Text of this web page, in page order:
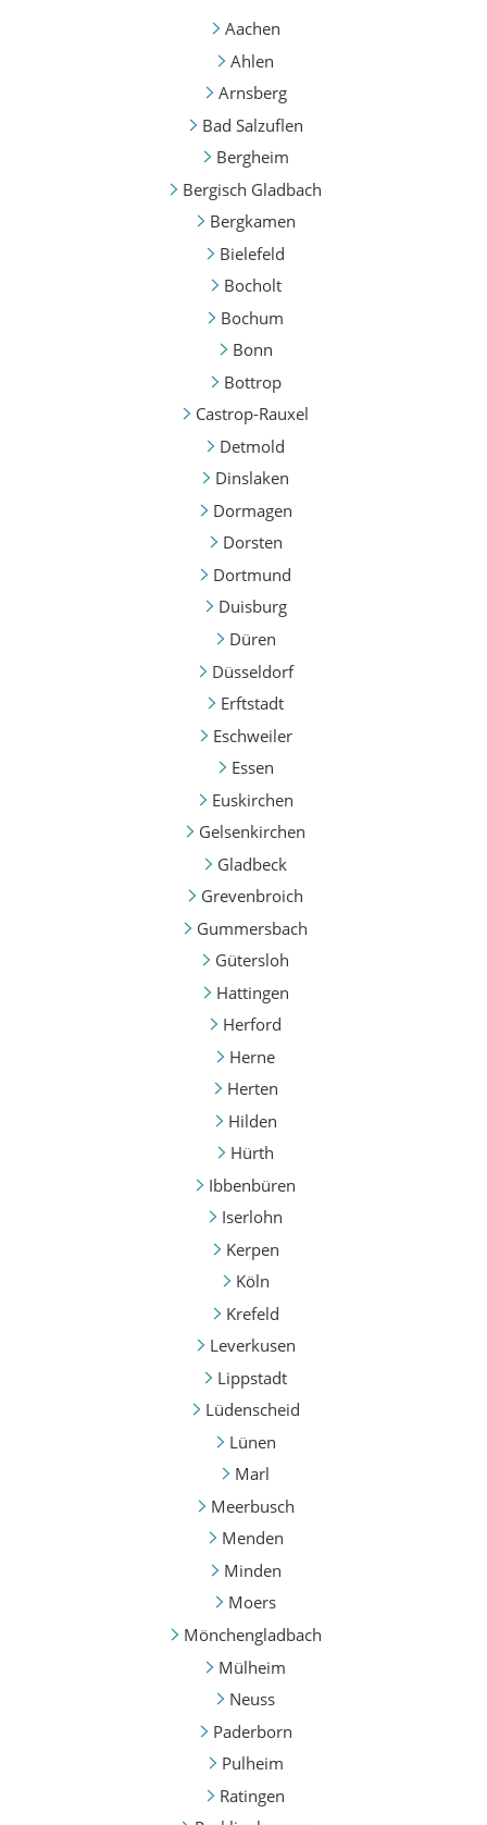
Aachen
Ahlen
Arnsberg
Bad Salzuflen
Bergheim
Bergisch Gladbach
Bergkamen
Bielefeld
Bocholt
Bochum
Bonn
Bottrop
Castrop-Rauxel
Detmold
Dinslaken
Dormagen
Dorsten
Dortmund
Duisburg
Düren
Düsseldorf
Erftstadt
Eschweiler
Essen
Euskirchen
Gelsenkirchen
Gladbeck
Grevenbroich
Gummersbach
Gütersloh
Hattingen
Herford
Herne
Herten
Hilden
Hürth
Ibbenbüren
Iserlohn
Kerpen
Köln
Krefeld
Leverkusen
Lippstadt
Lüdenscheid
Lünen
Marl
Meerbusch
Menden
Minden
Moers
Mönchengladbach
Mülheim
Neuss
Paderborn
Pulheim
Ratingen